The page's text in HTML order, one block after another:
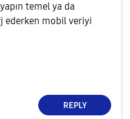
temel ya da
ederken mobil veriyi
REPLY